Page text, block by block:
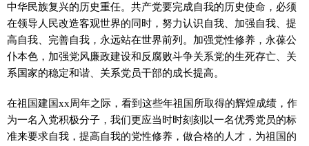
中华民族复兴的历史重任。共产党要完成自我的历史使命，必须
在领导人民改造客观世界的同时，努力认识自我、加强自我、提
高自我、完善自我，永远站在世界前列。加强党性修养，永葆公
仆本色，加强党风廉政建设和反腐败斗争关系党的生死存亡、关
系国家的稳定和谐、关系党员干部的成长提高。
在祖国建国xx周年之际，看到这些年祖国所取得的辉煌成绩，作
为一名入党积极分子，我们更应当时时刻刻以一名优秀党员的标
准来要求自我，提高自我的党性修养，做合格的人才，为祖国的